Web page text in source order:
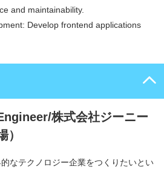
and maintainability.
Develop frontend applications
株式会社ジーニー
）
なテクノロジー企業をつくりたいとい